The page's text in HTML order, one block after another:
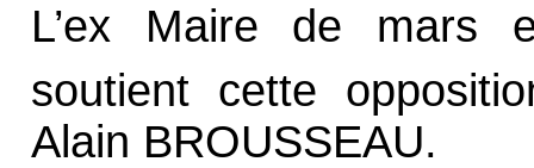
L’ex Maire de mars
soutient cette
Alain BROUSSEAU.